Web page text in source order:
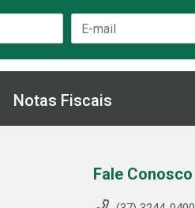
Notas Fiscais
Fale Conosco